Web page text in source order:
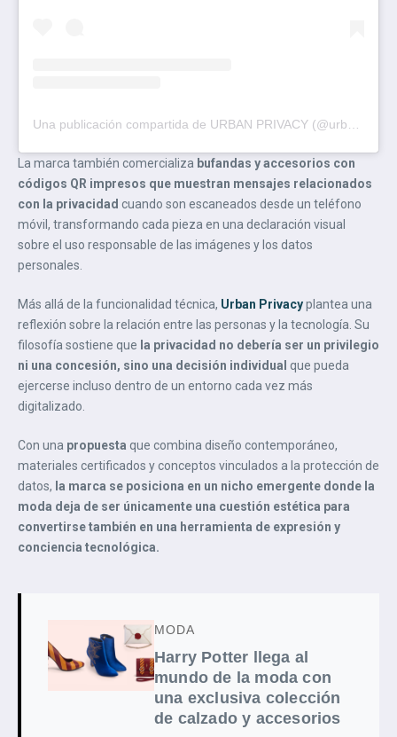
La marca también comercializa bufandas y accesorios con
códigos QR impresos que muestran mensajes relacionados
con la privacidad cuando son escaneados desde un teléfono
móvil, transformando cada pieza en una declaración visual
sobre el uso responsable de las imágenes y los datos
personales.
Más allá de la funcionalidad técnica, Urban Privacyplantea una
reflexión sobre la relación entre las personas y la tecnología. Su
filosofía sostiene que la privacidad no debería ser un privilegio
ni una concesión, sino una decisión individual que pueda
ejercerse incluso dentro de un entorno cada vez más
digitalizado.
Con una propuesta que combina diseño contemporáneo,
materiales certificados y conceptos vinculados a la protección de
datos, la marca se posiciona en un nicho emergente donde la
moda deja de ser únicamente una cuestión estética para
convertirse también en una herramienta de expresión y
conciencia tecnológica.
MODA
Harry Potter llega al
mundo de la moda con
una exclusiva colección
de calzado y accesorios